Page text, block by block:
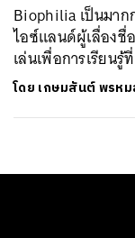
Biophilia เป็นมา
ไอซ์แลนด์ผู้เลื่อง
เล่นเพื่อการเรียน
โดย เกษมสันต์ พรหม